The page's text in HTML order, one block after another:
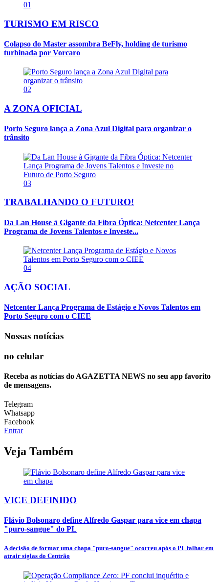
01
TURISMO EM RISCO
Colapso do Master assombra BeFly, holding de turismo
turbinada por Vorcaro
02
A ZONA OFICIAL
Porto Seguro lança a Zona Azul Digital para organizar o
trânsito
03
TRABALHANDO O FUTURO!
Da Lan House à Gigante da Fibra Óptica: Netcenter Lança
Programa de Jovens Talentos e Investe...
04
AÇÃO SOCIAL
Netcenter Lança Programa de Estágio e Novos Talentos em
Porto Seguro com o CIEE
Nossas notícias
no celular
Receba as notícias do AGAZETTA NEWS no seu app favorito
de mensagens.
Telegram
Whatsapp
Facebook
Entrar
Veja Também
VICE DEFINIDO
Flávio Bolsonaro define Alfredo Gaspar para vice em chapa
"puro-sangue" do PL
A decisão de formar uma chapa "puro-sangue" ocorreu após o PL falhar em
atrair siglas do Centrão